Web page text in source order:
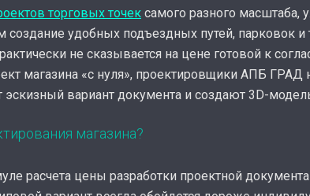
торговых точек самого разного масштаба,
удобных подъездных путей, парковок
не сказывается на цене готовой к
магазина «с нуля», проектировщики АПБ
эскизный вариант документа и создают 3D-
магазина?
расчета цены разработки проектной